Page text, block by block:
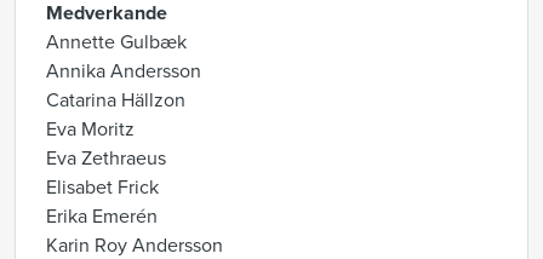
Medverkande
Annette Gulbæk
Annika Andersson
Catarina Hällzon
Eva Moritz
Eva Zethraeus
Elisabet Frick
Erika Emerén
Karin Roy Andersson